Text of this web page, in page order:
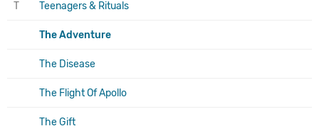
T Teenagers & Rituals
The Adventure
The Disease
The Flight Of Apollo
The Gift